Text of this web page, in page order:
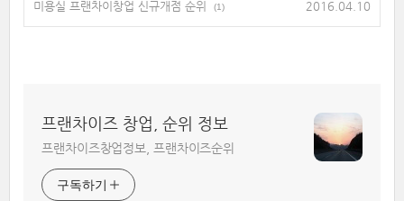
미용실 프랜차이창업 신규개점 순위 (1) 2016.04.10
프랜차이즈 창업, 순위 정보
프랜차이즈창업정보, 프랜차이즈순위
구독하기